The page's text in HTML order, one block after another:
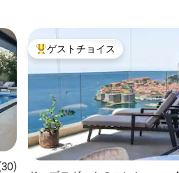
ー30件、5つ星中5つ星の平均評価
大好評のゲストチョイスです。
ゲストチョイス